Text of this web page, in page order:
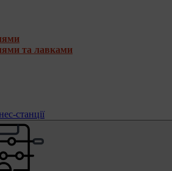
та лавками
станції